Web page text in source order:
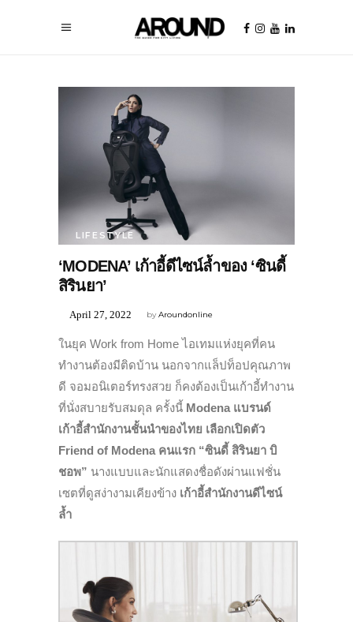
LIFESTYLE
‘MODENA’ เก้าอี้ดีไซน์ล้ำของ ‘ซินดี้
สิรินยา’
byAroundonline
April 27, 2022
ในยุค Work from Home ไอเทมแห่งยุคที่คน
ทำงานต้องมีติดบ้าน นอกจากแล็ปท็อปคุณภาพ
ดี จอมอนิเตอร์ทรงสวย ก็คงต้องเป็นเก้าอี้ทำงาน
ที่นั่งสบายรับสมดุล ครั้งนี้ Modena แบรนด์
เก้าอี้สำนักงานชั้นนำของไทย เลือกเปิดตัว
Friend of Modena คนแรก “ซินดี้ สิรินยา บิ
ชอพ” นางแบบและนักแสดงชื่อดังผ่านแฟชั่น
เซตที่ดูสง่างามเคียงข้าง เก้าอี้สำนักงานดีไซน์
ล้ำ